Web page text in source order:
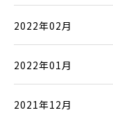
2022年02月
2022年01月
2021年12月